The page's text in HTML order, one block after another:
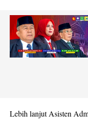
Lebih lanjut Asisten